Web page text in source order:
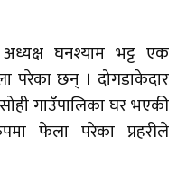
घनश्याम भट्ट एक
परेका छन् । दोगडाकेदार
गाउँपालिका घर भएकी
फेला परेका प्रहरीले